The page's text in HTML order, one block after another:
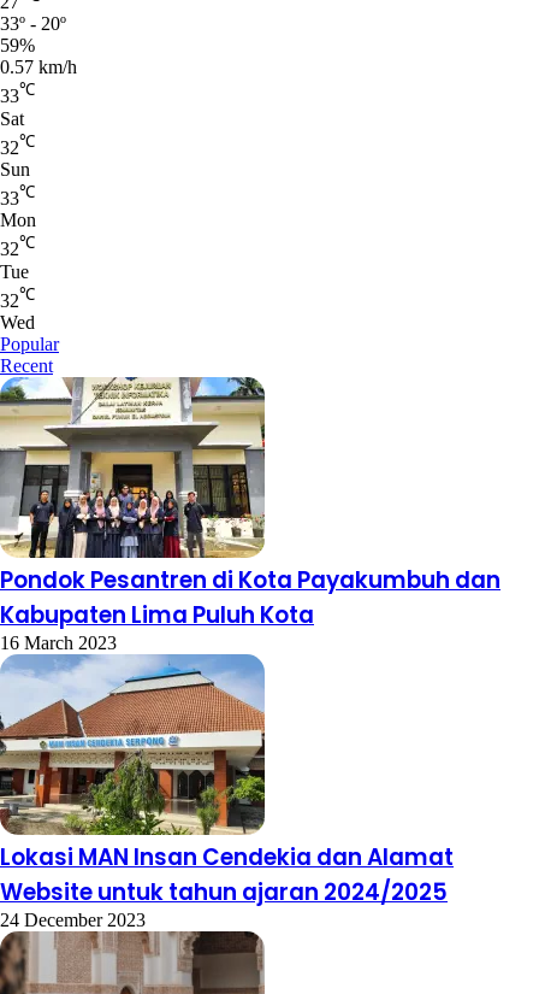
33º - 20º
59%
0.57 km/h
33℃
Sat
32℃
Sun
33℃
Mon
32℃
Tue
32℃
Wed
Popular
Recent
Pondok Pesantren di Kota Payakumbuh dan
Kabupaten Lima Puluh Kota
16 March 2023
Lokasi MAN Insan Cendekia dan Alamat
Website untuk tahun ajaran 2024/2025
24 December 2023